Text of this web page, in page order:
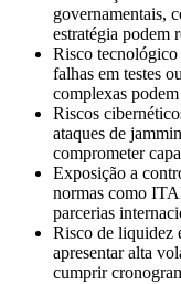
governamentais,
estratégia podem
Risco tecnológico
falhas em testes
complexas
Riscos
ataques de
comprometer
Exposição a
normas como
parcerias
Risco de liquidez
apresentar alta
cumprir